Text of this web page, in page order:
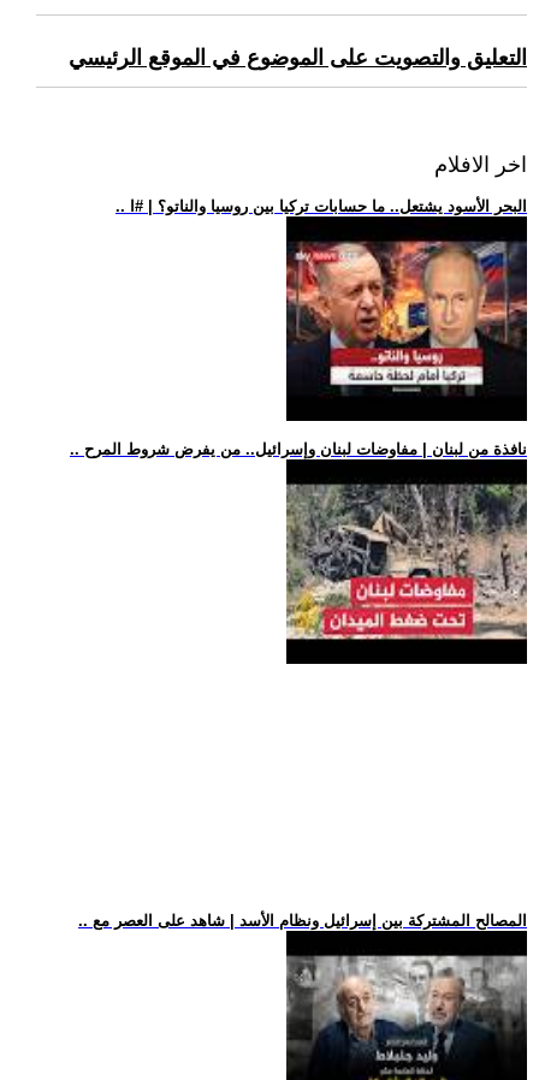
التعليق والتصويت على الموضوع في الموقع الرئيسي
اخر الافلام
.. البحر الأسود يشتعل.. ما حسابات تركيا بين روسيا والناتو؟ | #ا
.. نافذة من لبنان | مفاوضات لبنان وإسرائيل.. من يفرض شروط المرح
.. المصالح المشتركة بين إسرائيل ونظام الأسد | شاهد على العصر مع